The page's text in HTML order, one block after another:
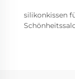
silikonkissen